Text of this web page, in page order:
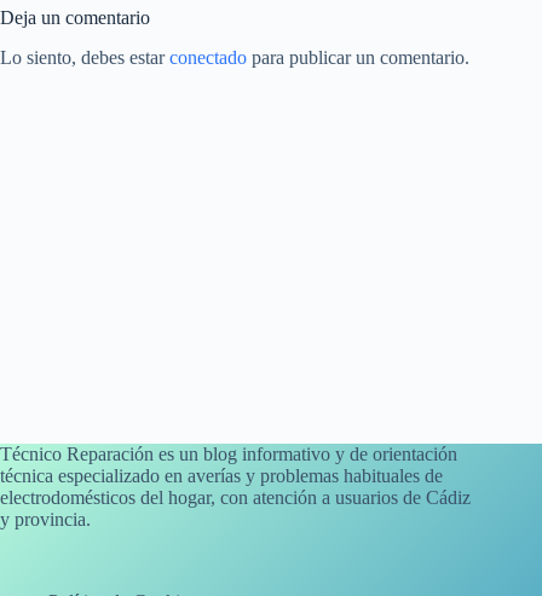
Deja un comentario
Lo siento, debes estarconectado para publicar un comentario.
Técnico Reparación es un blog informativo y de orientación
técnica especializado en averías y problemas habituales de
electrodomésticos del hogar, con atención a usuarios de Cádiz
y provincia.